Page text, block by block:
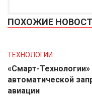
ПОХОЖИЕ
ТЕХНОЛОГИИ
«Смарт-
автоматической
авиации